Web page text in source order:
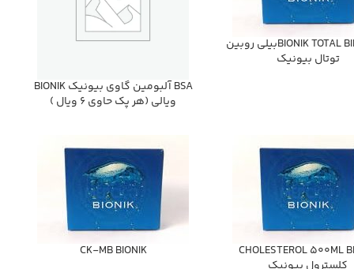
BIONIK TOTAL BILIRUBINبيلي روبين
توتال بيونيك
BSA آلبومين گاوي بيونيك BIONIK
ويالي (هر پك حاوي 6 ويال )
CHOLESTEROL 500ML
CK-MB BIONIK